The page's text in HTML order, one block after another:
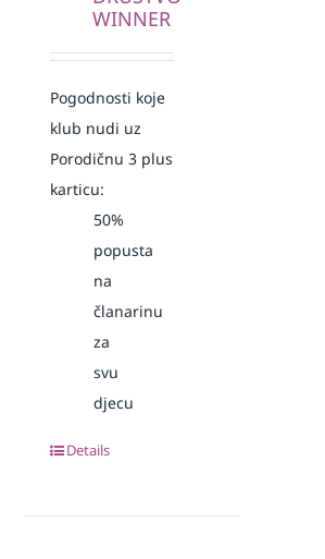
WINNER
Pogodnosti koje
klub nudi uz
Porodičnu 3 plus
karticu:
50%
popusta
na
članarinu
za
svu
djecu
Details